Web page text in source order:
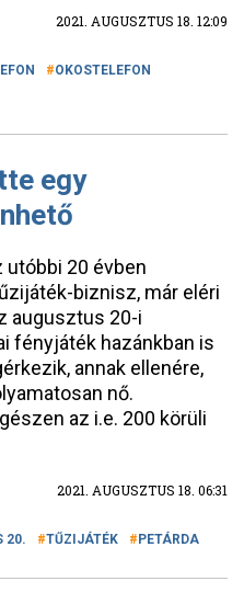
2021. AUGUSZTUS 18. 12:09
OKOSTELEFON
egy
utóbbi 20 évben
biznisz, már eléri
augusztus 20-i
fényjáték hazánkban is
annak ellenére,
nő.
az i.e. 200 körüli
2021. AUGUSZTUS 18. 06:31
20. TŰZIJÁTÉK PETÁRDA